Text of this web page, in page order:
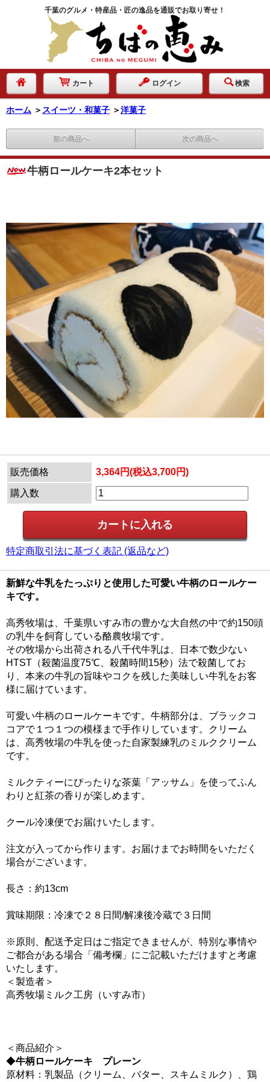
千葉のグルメ・特産品・匠の逸品を通販でお取り寄せ！
カート ログイン 検索
ホーム ＞ スイーツ・和菓子 ＞洋菓子
前の商品へ 次の商品へ
牛柄ロールケーキ2本セット
販売価格 3,364円(税込3,700円)
購入数
特定商取引法に基づく表記 (返品など)
新鮮な牛乳をたっぷりと使用した可愛い牛柄のロールケー
キです。
高秀牧場は、千葉県いすみ市の豊かな大自然の中で約150頭
の乳牛を飼育している酪農牧場です。
その牧場から出荷される八千代牛乳は、日本で数少ない
HTST（殺菌温度75℃、殺菌時間15秒）法で殺菌してお
り、本来の牛乳の旨味やコクを残した美味しい牛乳をお客
様に届けています。
可愛い牛柄のロールケーキです。牛柄部分は、ブラックコ
コアで１つ１つの模様まで手作りしています。クリーム
は、高秀牧場の牛乳を使った自家製練乳のミルククリーム
です。
ミルクティーにぴったりな茶葉「アッサム」を使ってふん
わりと紅茶の香りが楽しめます。
クール冷凍便でお届けいたします。
注文が入ってから作ります。お届けまでお時間をいただく
場合がございます。
長さ：約13cm
賞味期限：冷凍で２８日間/解凍後冷蔵で３日間
※原則、配送予定日はご指定できませんが、特別な事情や
ご都合がある場合「備考欄」にご記載いただけますと考慮
いたします。
＜製造者＞
高秀牧場ミルク工房（いすみ市）
＜商品紹介＞
◆牛柄ロールケーキ プレーン
原材料：乳製品（クリーム、バター、スキムミルク）、鶏